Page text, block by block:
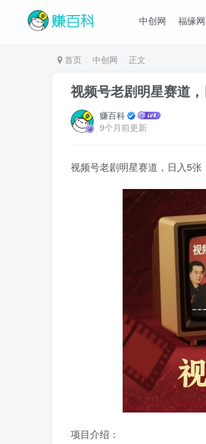
中创网 福缘网
首页 中创网 正文
视频号老剧明星赛道
赚百科
9个月前更新
视频号老剧明星赛道，日入5
项目介绍：